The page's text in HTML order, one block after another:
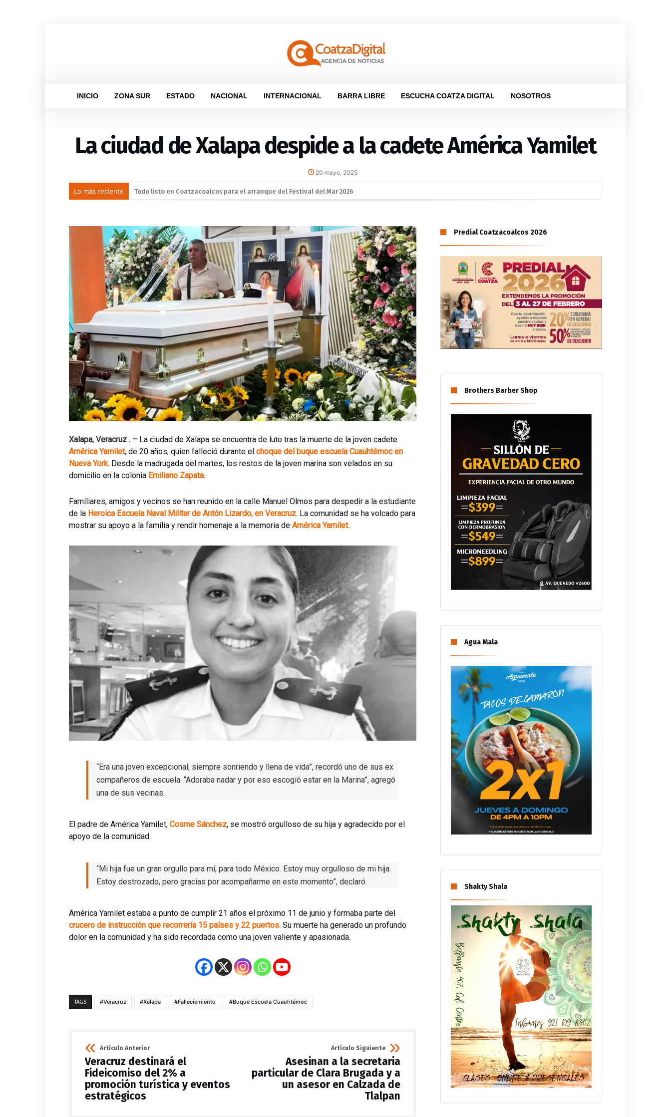
INICIO ZONA SUR ESTADO NACIONAL INTERNACIONAL BARRA LIBRE ESCUCHA COATZA DIGITAL NOSOTROS
La ciudad de Xalapa despide a la cadete América Yamilet
20 mayo, 2025
Lo más reciente Llama Gobierno Municipal a la sana convivencia: continuarán operativos “Cero Alcohol” en vía pública
Impulsa Gobierno de Coatzacoalcos economía local con espacios gratuitos para el Festival del Mar
Posible impacto lunar de basura espacial reabre debate sobre los desechos en el espacio
Xalapa, Veracruz . – La ciudad de Xalapa se encuentra de luto tras la muerte de la joven cadete
América Yamilet, de 20 años, quien falleció durante el choque del buque escuela Cuauhtémoc en
Nueva York. Desde la madrugada del martes, los restos de la joven marina son velados en su
domicilio en la colonia Emiliano Zapata.
Familiares, amigos y vecinos se han reunido en la calle Manuel Olmos para despedir a la estudiante
de la Heroica Escuela Naval Militar de Antón Lizardo, en Veracruz. La comunidad se ha volcado para
mostrar su apoyo a la familia y rendir homenaje a la memoria de América Yamilet.
“Era una joven excepcional, siempre sonriendo y llena de vida”, recordó uno de sus ex
compañeros de escuela. “Adoraba nadar y por eso escogió estar en la Marina”, agregó
una de sus vecinas.
El padre de América Yamilet, Cosme Sánchez, se mostró orgulloso de su hija y agradecido por el
apoyo de la comunidad.
“Mi hija fue un gran orgullo para mí, para todo México. Estoy muy orgulloso de mi hija.
Estoy destrozado, pero gracias por acompañarme en este momento”, declaró.
América Yamilet estaba a punto de cumplir 21 años el próximo 11 de junio y formaba parte del
crucero de instrucción que recorrería 15 países y 22 puertos. Su muerte ha generado un profundo
dolor en la comunidad y ha sido recordada como una joven valiente y apasionada.
TAGS Veracruz Xalapa Falleciemiento Buque Escuela Cuauhtémoc
Artículo Anterior
Veracruz destinará el
Fideicomiso del 2% a
promoción turística y eventos
estratégicos
Artículo Siguiente
Asesinan a la secretaria
particular de Clara Brugada y a
un asesor en Calzada de
Tlalpan
Predial Coatzacoalcos 2026
Brothers Barber Shop
Agua Mala
Shakty Shala